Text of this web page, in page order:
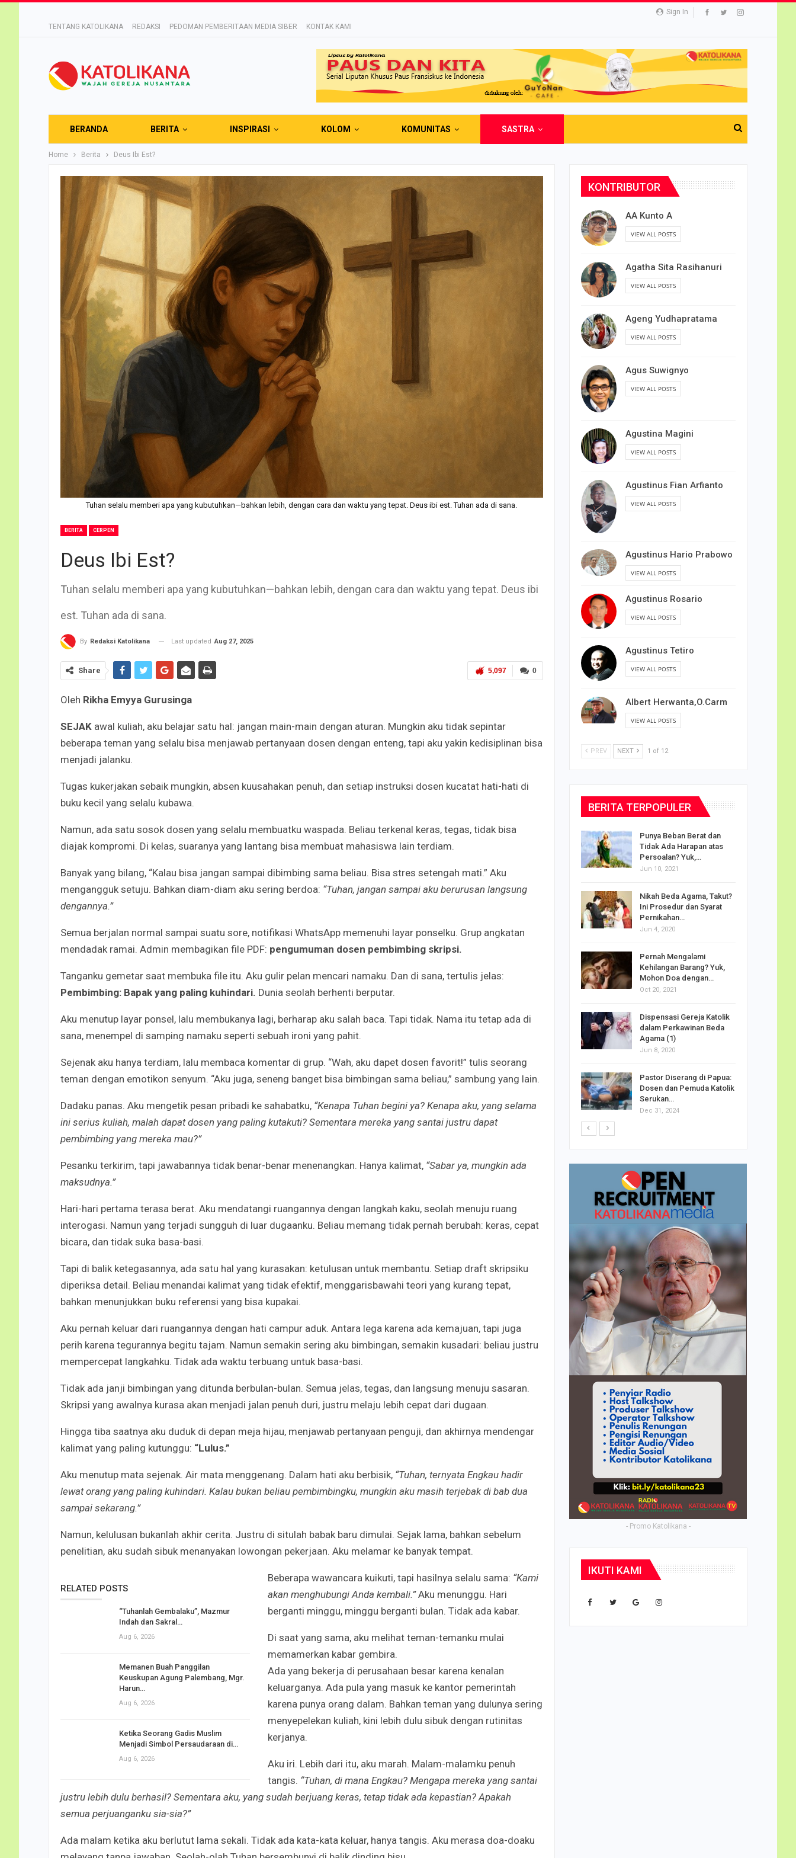
Sign In
TENTANG KATOLIKANA
REDAKSI PEDOMAN PEMBERITAAN MEDIA SIBER KONTAK KAMI
BERANDA BERITA INSPIRASI KOLOM KOMUNITAS SASTRA
Home Berita Deus Ibi Est?
Tuhan selalu memberi apa yang kubutuhkan—bahkan lebih, dengan cara dan waktu yang tepat. Deus ibi est. Tuhan ada di sana.
BERITA CERPEN
Deus Ibi Est?
Tuhan selalu memberi apa yang kubutuhkan—bahkan lebih, dengan cara dan waktu yang tepat. Deus ibi
est. Tuhan ada di sana.
By Redaksi Katolikana Last updated Aug 27, 2025
0
5,097
Share
Oleh Rikha Emyya Gurusinga
SEJAK awal kuliah, aku belajar satu hal: jangan main-main dengan aturan. Mungkin aku tidak sepintar
beberapa teman yang selalu bisa menjawab pertanyaan dosen dengan enteng, tapi aku yakin kedisiplinan bisa
menjadi jalanku.
Tugas kukerjakan sebaik mungkin, absen kuusahakan penuh, dan setiap instruksi dosen kucatat hati-hati di
buku kecil yang selalu kubawa.
Namun, ada satu sosok dosen yang selalu membuatku waspada. Beliau terkenal keras, tegas, tidak bisa
diajak kompromi. Di kelas, suaranya yang lantang bisa membuat mahasiswa lain terdiam.
Banyak yang bilang, “Kalau bisa jangan sampai dibimbing sama beliau. Bisa stres setengah mati.” Aku
mengangguk setuju. Bahkan diam-diam aku sering berdoa: “Tuhan, jangan sampai aku berurusan langsung
dengannya.”
Semua berjalan normal sampai suatu sore, notifikasi WhatsApp memenuhi layar ponselku. Grup angkatan
mendadak ramai. Admin membagikan file PDF: pengumuman dosen pembimbing skripsi.
Tanganku gemetar saat membuka file itu. Aku gulir pelan mencari namaku. Dan di sana, tertulis jelas:
Pembimbing: Bapak yang paling kuhindari. Dunia seolah berhenti berputar.
Aku menutup layar ponsel, lalu membukanya lagi, berharap aku salah baca. Tapi tidak. Nama itu tetap ada di
sana, menempel di samping namaku seperti sebuah ironi yang pahit.
Sejenak aku hanya terdiam, lalu membaca komentar di grup. “Wah, aku dapet dosen favorit!” tulis seorang
teman dengan emotikon senyum. “Aku juga, seneng banget bisa bimbingan sama beliau,” sambung yang lain.
Dadaku panas. Aku mengetik pesan pribadi ke sahabatku, “Kenapa Tuhan begini ya? Kenapa aku, yang selama
ini serius kuliah, malah dapat dosen yang paling kutakuti? Sementara mereka yang santai justru dapat
pembimbing yang mereka mau?”
Pesanku terkirim, tapi jawabannya tidak benar-benar menenangkan. Hanya kalimat, “Sabar ya, mungkin ada
maksudnya.”
Hari-hari pertama terasa berat. Aku mendatangi ruangannya dengan langkah kaku, seolah menuju ruang
interogasi. Namun yang terjadi sungguh di luar dugaanku. Beliau memang tidak pernah berubah: keras, cepat
bicara, dan tidak suka basa-basi.
Tapi di balik ketegasannya, ada satu hal yang kurasakan: ketulusan untuk membantu. Setiap draft skripsiku
diperiksa detail. Beliau menandai kalimat yang tidak efektif, menggarisbawahi teori yang kurang tepat,
bahkan menunjukkan buku referensi yang bisa kupakai.
Aku pernah keluar dari ruangannya dengan hati campur aduk. Antara lega karena ada kemajuan, tapi juga
perih karena tegurannya begitu tajam. Namun semakin sering aku bimbingan, semakin kusadari: beliau justru
mempercepat langkahku. Tidak ada waktu terbuang untuk basa-basi.
Tidak ada janji bimbingan yang ditunda berbulan-bulan. Semua jelas, tegas, dan langsung menuju sasaran.
Skripsi yang awalnya kurasa akan menjadi jalan penuh duri, justru melaju lebih cepat dari dugaan.
Hingga tiba saatnya aku duduk di depan meja hijau, menjawab pertanyaan penguji, dan akhirnya mendengar
kalimat yang paling kutunggu: “Lulus.”
Aku menutup mata sejenak. Air mata menggenang. Dalam hati aku berbisik, “Tuhan, ternyata Engkau hadir
lewat orang yang paling kuhindari. Kalau bukan beliau pembimbingku, mungkin aku masih terjebak di bab dua
sampai sekarang.”
Namun, kelulusan bukanlah akhir cerita. Justru di situlah babak baru dimulai. Sejak lama, bahkan sebelum
penelitian, aku sudah sibuk menanyakan lowongan pekerjaan. Aku melamar ke banyak tempat.
RELATED POSTS
“Tuhanlah Gembalaku”, Mazmur
Indah dan Sakral…
Aug 6, 2026
Memanen Buah Panggilan
Keuskupan Agung Palembang, Mgr.
Harun…
Aug 6, 2026
Ketika Seorang Gadis Muslim
Menjadi Simbol Persaudaraan di…
Aug 6, 2026
Beberapa wawancara kuikuti, tapi hasilnya selalu sama: “Kami
akan menghubungi Anda kembali.”Aku menunggu. Hari
berganti minggu, minggu berganti bulan. Tidak ada kabar.
Di saat yang sama, aku melihat teman-temanku mulai
memamerkan kabar gembira.
Ada yang bekerja di perusahaan besar karena kenalan
keluarganya. Ada pula yang masuk ke kantor pemerintah
karena punya orang dalam. Bahkan teman yang dulunya sering
menyepelekan kuliah, kini lebih dulu sibuk dengan rutinitas
kerjanya.
Aku iri. Lebih dari itu, aku marah. Malam-malamku penuh
tangis. “Tuhan, di mana Engkau? Mengapa mereka yang santai
justru lebih dulu berhasil? Sementara aku, yang sudah berjuang keras, tetap tidak ada kepastian? Apakah
semua perjuanganku sia-sia?”
Ada malam ketika aku berlutut lama sekali. Tidak ada kata-kata keluar, hanya tangis. Aku merasa doa-doaku
KONTRIBUTOR
AA Kunto A
VIEW ALL POSTS
Agatha Sita Rasihanuri
VIEW ALL POSTS
Ageng Yudhapratama
VIEW ALL POSTS
Agus Suwignyo
VIEW ALL POSTS
Agustina Magini
VIEW ALL POSTS
Agustinus Fian Arfianto
VIEW ALL POSTS
Agustinus Hario Prabowo
VIEW ALL POSTS
Agustinus Rosario
VIEW ALL POSTS
Agustinus Tetiro
VIEW ALL POSTS
Albert Herwanta,O.Carm
VIEW ALL POSTS
PREV NEXT 1 of 12
BERITA TERPOPULER
Godaan-Godaan dalam
10 Sosok Perempuan
Usia Muda
Novena Tiga Salam Maria
Irene Umar Pecah Telor
sebagai Wamen
Perempuan Buddha…
Punya Beban Berat dan
Tidak Ada Harapan atas
Persoalan? Yuk,…
Jun 10, 2021
Nikah Beda Agama, Takut?
Ini Prosedur dan Syarat
Pernikahan…
Jun 4, 2020
Pernah Mengalami
Kehilangan Barang? Yuk,
Mohon Doa dengan…
Oct 20, 2021
Dispensasi Gereja Katolik
dalam Perkawinan Beda
Agama (1)
Jun 8, 2020
Pastor Diserang di Papua:
Dosen dan Pemuda Katolik
Serukan…
Dec 31, 2024
- Promo Katolikana -
IKUTI KAMI